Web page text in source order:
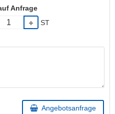
Anfrage
ST
Angebotsanfrage